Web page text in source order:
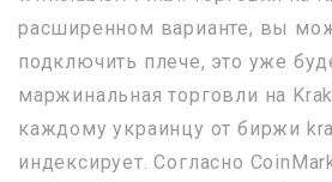
расширенном варианте, вы
подключить плече, это уже
маржинальная торговли на
каждому украинцу от биржи
индексирует. Согласно